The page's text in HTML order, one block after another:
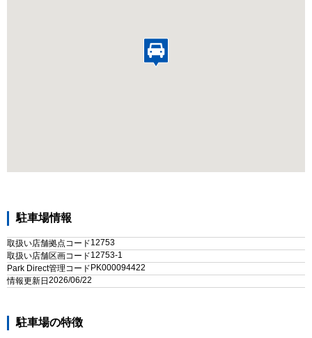
駐車場情報
取扱い店舗拠点コード12753
取扱い店舗区画コード12753-1
Park Direct管理コード PK000094422
情報更新日 2026/06/22
駐車場の特徴